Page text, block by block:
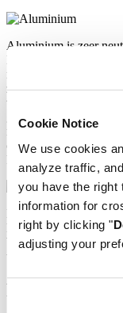
Cookie Notice
We use cookies
analyze traffic,
you have the right
information for
right by clicking "
adjusting your
Aluminium is zeer
Bovenal is het echter
roestvrij staal en
zijn enkele van de
van uitzonderlijk lichte
geanodiseerd
niet alleen extra
ook geproduceerd
kleur.
Het 316L roestvrije
kasten, banden en
bevat slechts een
tijdens het dragen en
Features